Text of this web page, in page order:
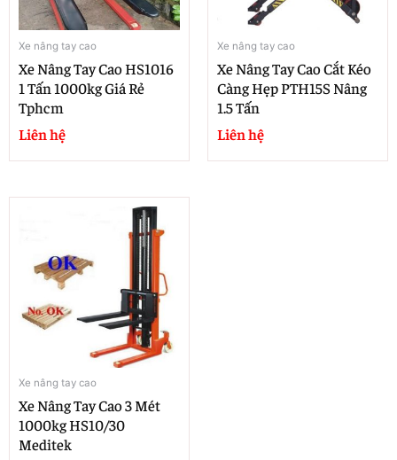
Xe nâng tay cao
Xe Nâng Tay Cao HS1016
1 Tấn 1000kg Giá Rẻ
Tphcm
Liên hệ
Xe nâng tay cao
Xe Nâng Tay Cao Cắt Kéo
Càng Hẹp PTH15S Nâng
1.5 Tấn
Liên hệ
Xe nâng tay cao
Xe Nâng Tay Cao 3 Mét
1000kg HS10/30
Meditek